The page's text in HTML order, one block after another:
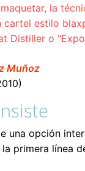
la
cartel estilo
Distiller o
Muñoz
una opción
primera línea